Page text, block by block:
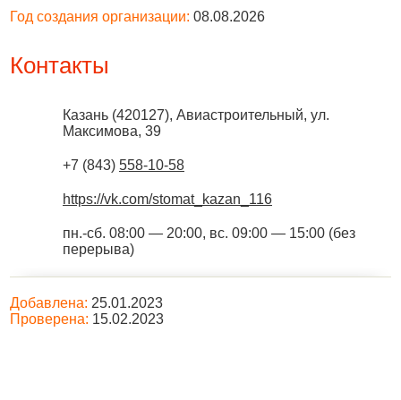
Год создания организации: 08.08.2026
Контакты
Казань (420127), Авиастроительный, ул.
Максимова, 39
+7 (843) 558-10-58
https://vk.com/stomat_kazan_116
пн.-сб. 08:00 — 20:00, вс. 09:00 — 15:00 (без
перерыва)
Добавлена: 25.01.2023
Проверена: 15.02.2023